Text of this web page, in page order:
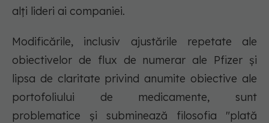
alți lideri ai companiei.
Modificările, inclusiv ajustările repetate ale
obiectivelor de flux de numerar ale Pfizer și
lipsa de claritate privind anumite obiective ale
portofoliului de medicamente, sunt
problematice și subminează filosofia "plată